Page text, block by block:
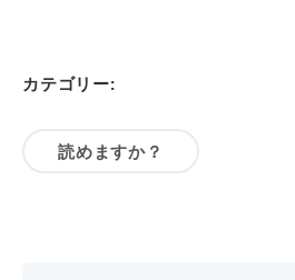
カテゴリー:
読めますか？